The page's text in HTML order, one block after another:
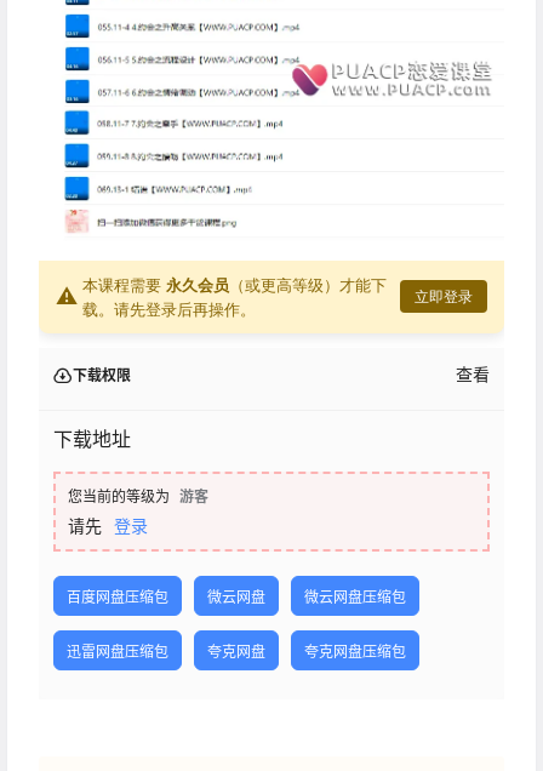
⚠ 本课程需要 永久会员 （或更高等级）才能下
载。请先登录后再操作。
立即登录
下载权限 查看
下载地址
您当前的等级为 游客
请先 登录
百度网盘压缩包 微云网盘 微云网盘压缩包
迅雷网盘压缩包 夸克网盘 夸克网盘压缩包